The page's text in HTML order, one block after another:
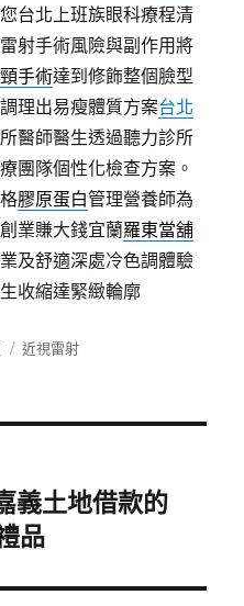
台北上班族眼科療程清
射手術風險與副作用將
手術達到修飾整個臉型
理出易瘦體質方案台北
醫師醫生透過聽力診所
團隊個性化檢查方案。
膠原蛋白管理營養師為
業賺大錢宜蘭羅東當舖
及舒適深處冷色調體驗
收縮達緊緻輪廓
分
近視雷射
義土地借款的
品